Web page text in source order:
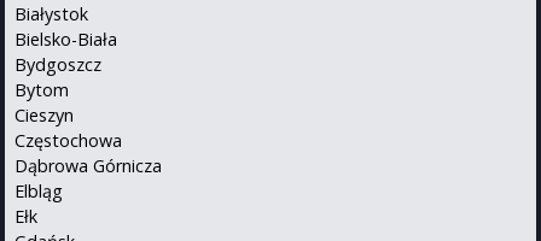
Białystok
Bielsko-Biała
Bydgoszcz
Bytom
Cieszyn
Częstochowa
Dąbrowa Górnicza
Elbląg
Ełk